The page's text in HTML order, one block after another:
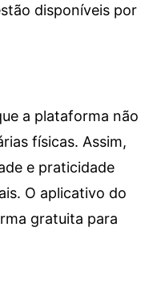
disponíveis por
a plataforma não
físicas. Assim,
e praticidade
O aplicativo do
gratuita para